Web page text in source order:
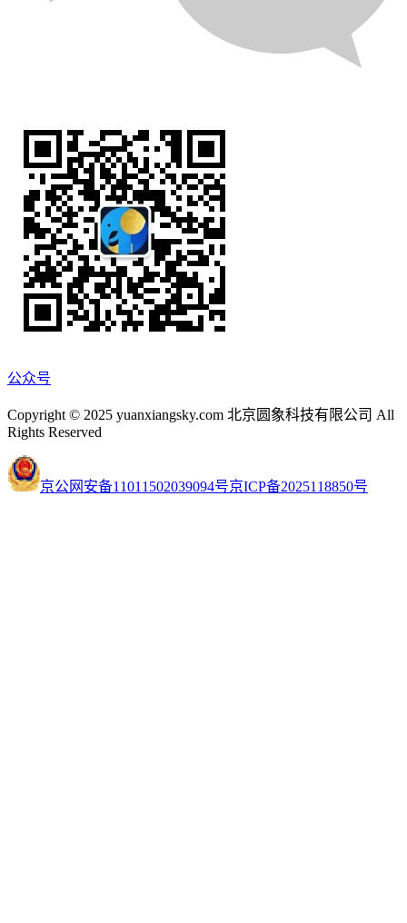
公众号
Copyright © 2025 yuanxiangsky.com 北京圆象科技有限公司 All
Rights Reserved
京公网安备11011502039094号京ICP备2025118850号